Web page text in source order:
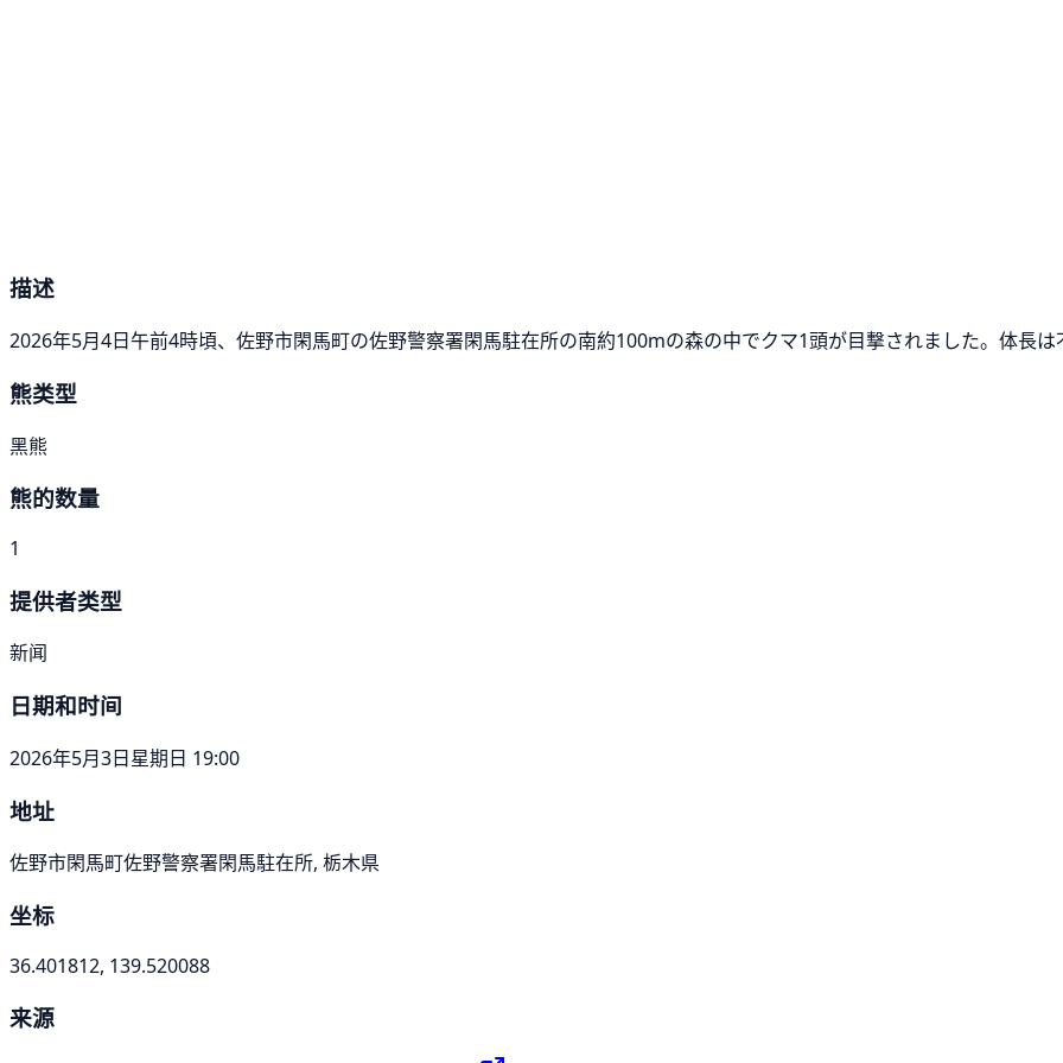
描述
2026年5月4日午前4時頃、佐野市閑馬町の佐野警察署閑馬駐在所の南約100mの森の中でクマ1頭が目撃されました。体長は
熊类型
黑熊
熊的数量
1
提供者类型
新闻
日期和时间
2026年5月3日星期日 19:00
地址
佐野市閑馬町佐野警察署閑馬駐在所, 栃木県
坐标
36.401812, 139.520088
来源